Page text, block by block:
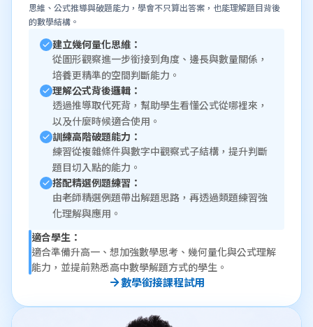
思維、公式推導與破題能力，學會不只算出答案，也能理解題目背後
的數學結構。
建立幾何量化思維：
從圖形觀察進一步銜接到角度、邊長與數量關係，
培養更精準的空間判斷能力。
理解公式背後邏輯：
透過推導取代死背，幫助學生看懂公式從哪裡來，
以及什麼時候適合使用。
訓練高階破題能力：
練習從複雜條件與數字中觀察式子結構，提升判斷
題目切入點的能力。
搭配精選例題練習：
由老師精選例題帶出解題思路，再透過類題練習強
化理解與應用。
適合學生：
適合準備升高一、想加強數學思考、幾何量化與公式理解
能力，並提前熟悉高中數學解題方式的學生。
數學銜接課程試用